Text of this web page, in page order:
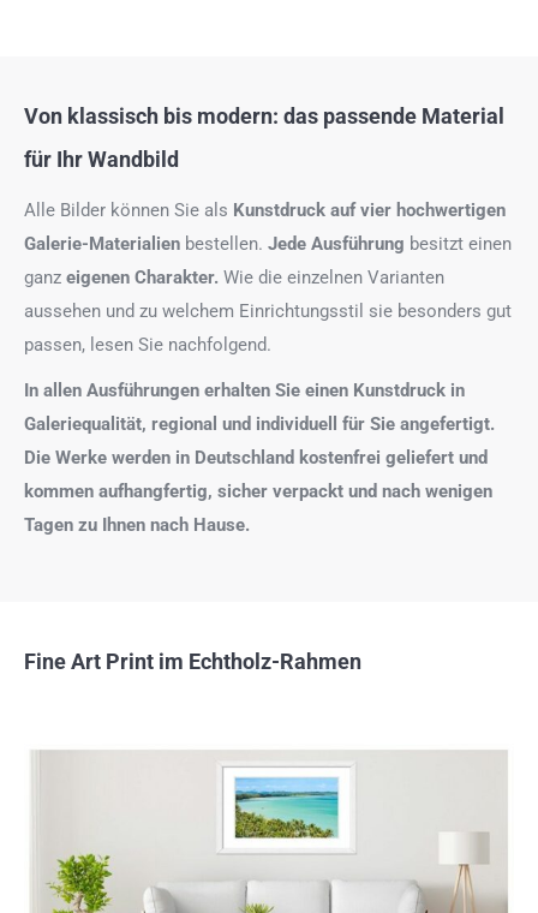
Von klassisch bis modern: das passende Material
für Ihr Wandbild
Alle Bilder können Sie als Kunstdruck auf vier hochwertigen
Galerie-Materialien bestellen. Jede Ausführung besitzt einen
ganz eigenen Charakter. Wie die einzelnen Varianten
aussehen und zu welchem Einrichtungsstil sie besonders gut
passen, lesen Sie nachfolgend.
In allen Ausführungen erhalten Sie einen Kunstdruck in
Galeriequalität, regional und individuell für Sie angefertigt.
Die Werke werden in Deutschland kostenfrei geliefert und
kommen aufhangfertig, sicher verpackt und nach wenigen
Tagen zu Ihnen nach Hause.
Fine Art Print im Echtholz-Rahmen